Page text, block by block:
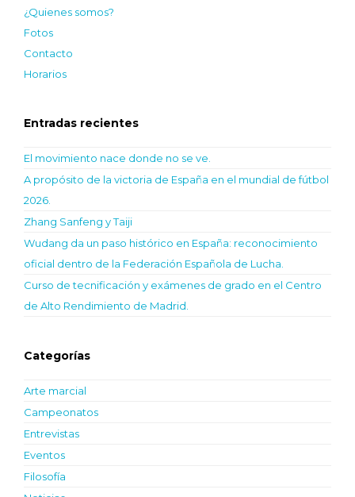
¿Quienes somos?
Fotos
Contacto
Horarios
Entradas recientes
El movimiento nace donde no se ve.
A propósito de la victoria de España en el mundial de fútbol
2026.
Zhang Sanfeng y Taiji
Wudang da un paso histórico en España: reconocimiento
oficial dentro de la Federación Española de Lucha.
Curso de tecnificación y exámenes de grado en el Centro
de Alto Rendimiento de Madrid.
Categorías
Arte marcial
Campeonatos
Entrevistas
Eventos
Filosofía